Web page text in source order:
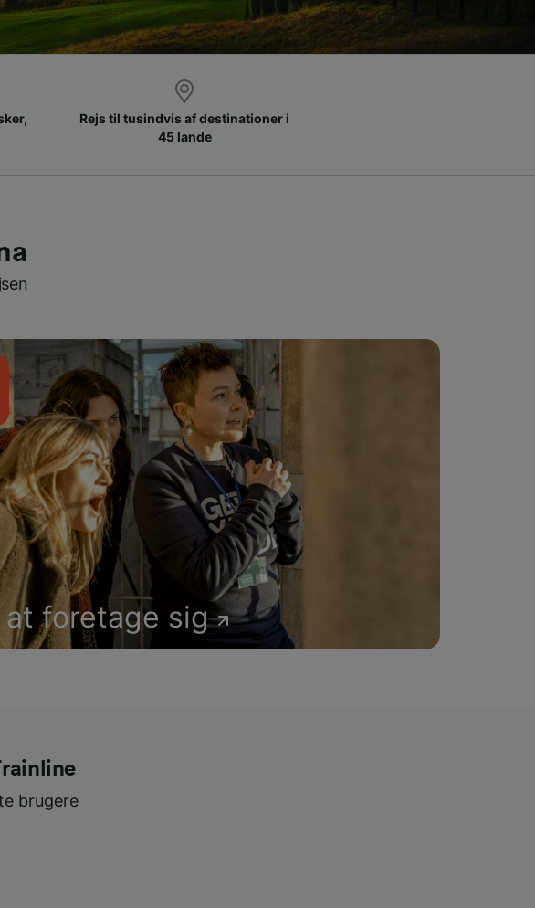
Rejs til tusindvis af destinationer i
45 lande
foretage sig
brugere